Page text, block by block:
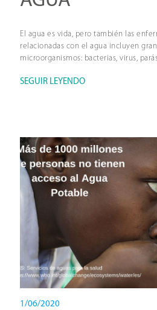
El agua es vida, pero también las
relacionadas con el agua incluyen
microorganismos: bacterias, virus,
SEGUIR LEYENDO
1/06/2020